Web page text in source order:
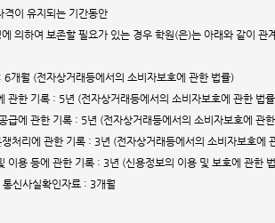
격이 유지되는 기간동안
의하여 보존할 필요가 있는 경우 학원(은)는 아래와 같이 관
6개월 (전자상거래등에서의 소비자보호에 관한 법률)
관한 기록 : 5년 (전자상거래등에서의 소비자보호에 관한 법
급에 관한 기록 : 5년 (전자상거래등에서의 소비자보호에 관
처리에 관한 기록 : 3년 (전자상거래등에서의 소비자보호에
이용 등에 관한 기록 : 3년 (신용정보의 이용 및 보호에 관한
신사실확인자료 : 3개월